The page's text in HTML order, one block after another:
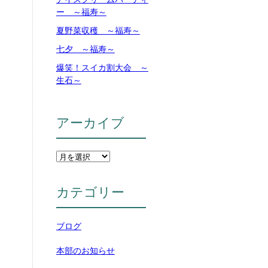
ー ～福寿～
夏野菜収穫 ～福寿～
七夕 ～福寿～
爆笑！スイカ割大会 ～
生石～
アーカイブ
カテゴリー
ブログ
本部のお知らせ